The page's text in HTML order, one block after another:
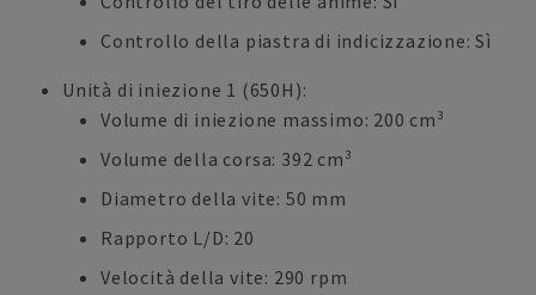
Controllo della piastra di indicizzazione: Sì
Unità di iniezione 1 (650H):
Volume di iniezione massimo: 200 cm³
Volume della corsa: 392 cm³
Diametro della vite: 50 mm
Rapporto L/D: 20
Velocità della vite: 290 rpm